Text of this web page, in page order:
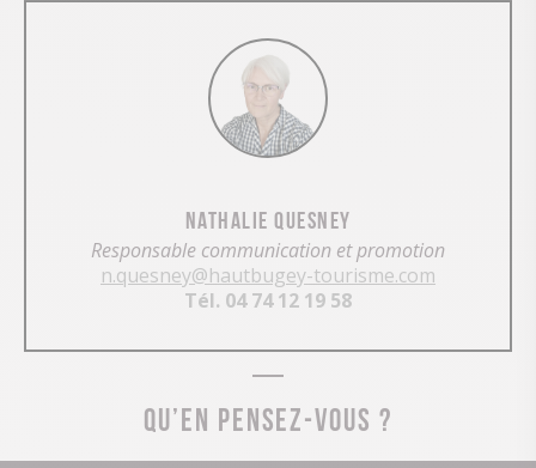
Nathalie Quesney
Responsable communication et promotion
n.quesney@hautbugey-tourisme.com
Tél. 04 74 12 19 58
Qu’en pensez-vous ?